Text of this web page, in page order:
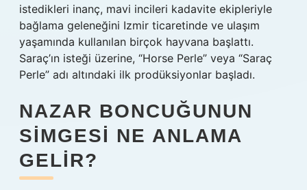
istedikleri inanç, mavi incileri kadavite ekipleriyle
bağlama geleneğini Izmir ticaretinde ve ulaşım
yaşamında kullanılan birçok hayvana başlattı.
Saraç’ın isteği üzerine, “Horse Perle” veya “Saraç
Perle” adı altındaki ilk prodüksiyonlar başladı.
NAZAR BONCUĞUNUN
SIMGESI NE ANLAMA
GELIR?